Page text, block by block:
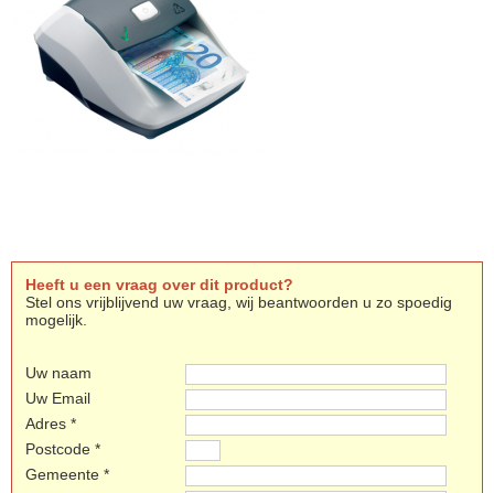
Heeft u een vraag over dit product?
Stel ons vrijblijvend uw vraag, wij beantwoorden u zo spoedig
mogelijk.
Uw naam
Uw Email
Adres *
Postcode *
Gemeente *